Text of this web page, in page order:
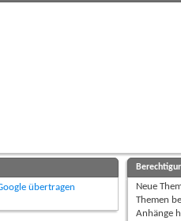
Neue
Themen
Anhänge